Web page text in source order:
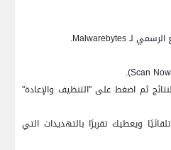
الرسمي لـMalwarebytes
.
Scan Now
).
ثم اضغط على "التنظيف والإعادة"
ويعطيك تقريرًا بالتهديدات التي